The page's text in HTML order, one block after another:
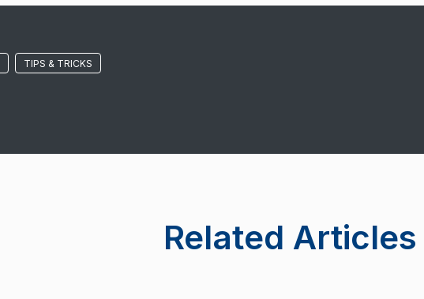
TIPS & TRICKS
Related Articles